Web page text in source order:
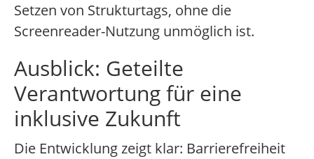
Setzen von Strukturtags, ohne die
Screenreader-Nutzung unmöglich ist.
Ausblick: Geteilte
Verantwortung für eine
inklusive Zukunft
Die Entwicklung zeigt klar: Barrierefreiheit